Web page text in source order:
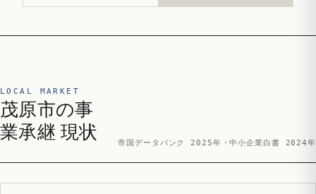
LOCAL MARKET
茂原市の事
業承継 現状
帝国データバンク 2025年・中小企業白書 2024年